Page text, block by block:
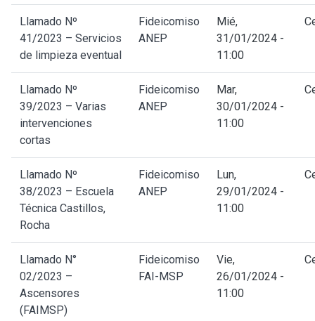
Llamado Nº
41/2023 – Servicios
de limpieza eventual
Fideicomiso
ANEP
Mié,
31/01/2024 -
11:00
Llamado Nº
39/2023 – Varias
intervenciones
cortas
Fideicomiso
ANEP
Mar,
30/01/2024 -
11:00
Llamado Nº
38/2023 – Escuela
Técnica Castillos,
Rocha
Fideicomiso
ANEP
Lun,
29/01/2024 -
11:00
Llamado N°
02/2023 –
Ascensores
(FAIMSP)
Fideicomiso
FAI-MSP
Vie,
26/01/2024 -
11:00